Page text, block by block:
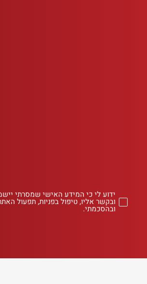
ידוע לי כי המידע האישי שמסרתי
ובקשר אליו, טיפול בפניות, תפעול
ובהסכמתי.